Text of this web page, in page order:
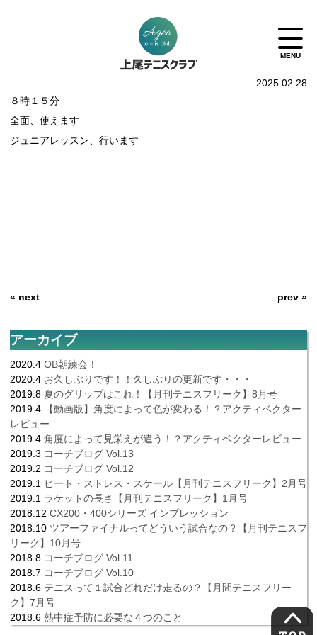
2025.02.28
８時１５分
全面、使えます
ジュニアレッスン、行います
« next prev »
アーカイブ
2020.4 OB朝練会！
2020.4 お久しぶりです！！久しぶりの更新です・・・
2019.8 夏のグリップはこれ！【月刊テニスフリーク】8月号
2019.4
【動画版】角度によって色が変わる！？アクティベクター
レビュー
2019.4 角度によって見栄えが違う！？アクティベクターレビュー
2019.3 コーチブログ Vol.13
2019.2 コーチブログ Vol.12
2019.1 ヒート・ストレス・スケール【月刊テニスフリーク】2月号
2019.1 ラケットの長さ【月刊テニスフリーク】1月号
2018.12 CX200・400シリーズ インプレッション
2018.10 ツアーファイナルってどういう試合なの？【月刊テニスフ
リーク】10月号
2018.8 コーチブログ Vol.11
2018.7 コーチブログ Vol.10
2018.6 テニスって１試合どれだけ走るの？【月間テニスフリー
ク】7月号
2018.6 熱中症予防に必要な４つのこと